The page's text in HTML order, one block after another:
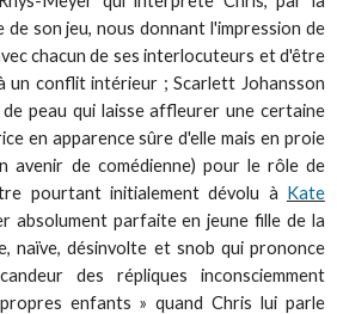
son jeu, nous donnant l'impression de
chacun de ses interlocuteurs et d'être
un conflit intérieur ; Scarlett Johansson
peau qui laisse affleurer une certaine
en apparence sûre d'elle mais en proie
avenir de comédienne) pour le rôle de
pourtant initialement dévolu à Kate
absolument parfaite en jeune fille de la
naïve, désinvolte et snob qui prononce
des répliques inconsciemment
enfants » quand Chris lui parle